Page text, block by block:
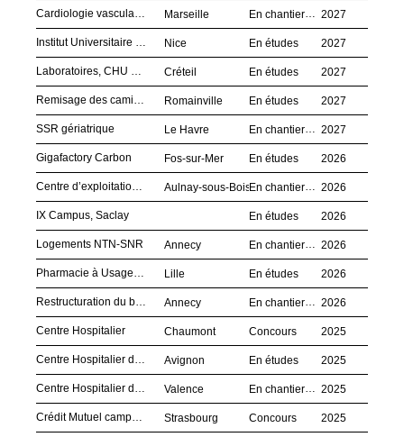
Cardiologie vasculaire de l’Hôpital Nord Marseille En chantier 2027
Institut Universitaire de Biologie Pathologie, Nice Nice En études 2027
Laboratoires, CHU Henri-Mondor Créteil En études 2027
Remisage des camions-bennes Romainville En études 2027
SSR gériatrique Le Havre En chantier 2027
Gigafactory Carbon Fos-sur-Mer En études 2026
Centre d’exploitation du Grand Paris Express Aulnay-sous-BoisEn chantier 2026
IX Campus, Saclay En études 2026
Logements NTN-SNR Annecy En chantier 2026
Pharmacie à Usage Intérieur (PUI), CHU de Lille Lille En études 2026
Restructuration du bâtiment Gillette Annecy En chantier 2026
Centre Hospitalier Chaumont Concours 2025
Centre Hospitalier d’Avignon Avignon En études 2025
Centre Hospitalier de Valence Valence En chantier 2025
Crédit Mutuel campus, Strasbourg Strasbourg Concours 2025